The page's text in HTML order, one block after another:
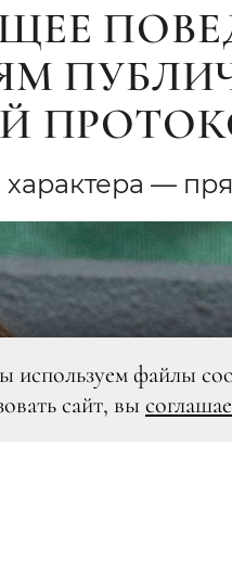
—
используем файлы
сайт, вы